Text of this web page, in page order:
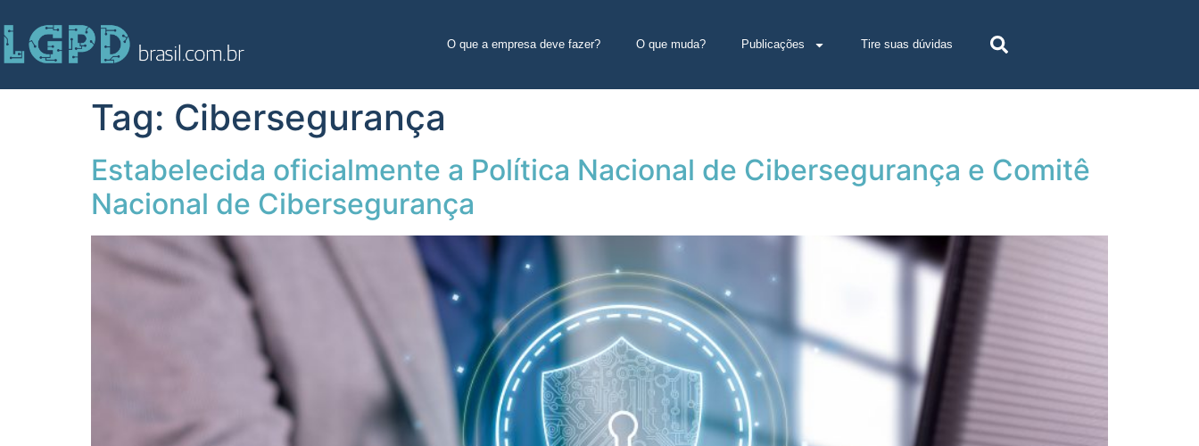
O que a empresa deve fazer? O que muda? Publicações Tire suas dúvidas
Tag: Cibersegurança
Estabelecida oficialmente a Política Nacional de Cibersegurança e Comitê
Nacional de Cibersegurança